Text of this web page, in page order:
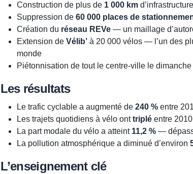
Construction de plus de 1 000 km
Suppression de 60 000 places de
Création du réseau REVe— un maillage
Extension de Vélib’à 20 000 vélos — l’un des
monde
Piétonnisation de tout le centre-ville le dimanche
Les résultats
Le trafic cyclable a augmenté de 240 %entre
Les trajets quotidiens à vélo onttripléentre
La part modale du vélo a atteint 11,2 %—
La pollution atmosphérique a diminué d’environ
L’enseignement clé